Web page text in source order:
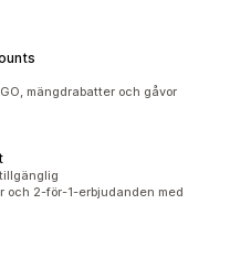
mängdrabatter och gåvor
och 2-för-1-erbjudanden med